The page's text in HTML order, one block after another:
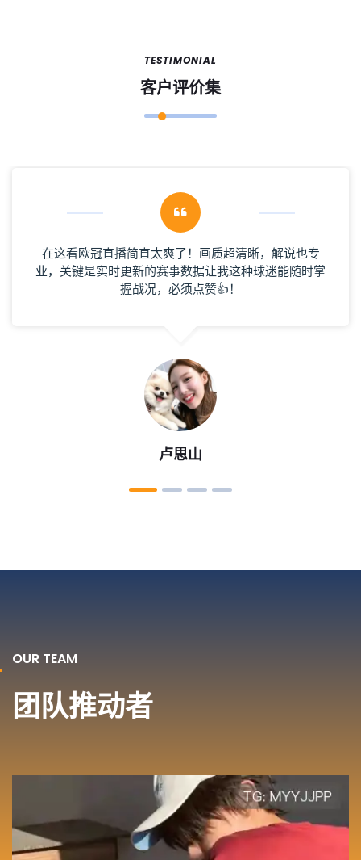
TESTIMONIAL
客户评价集
现场看田径比赛，运动员冲刺时的爆发力太震撼了，全
场尖叫到耳膜都在震～🏃‍♀️💨
方保哲
OUR TEAM
团队推动者